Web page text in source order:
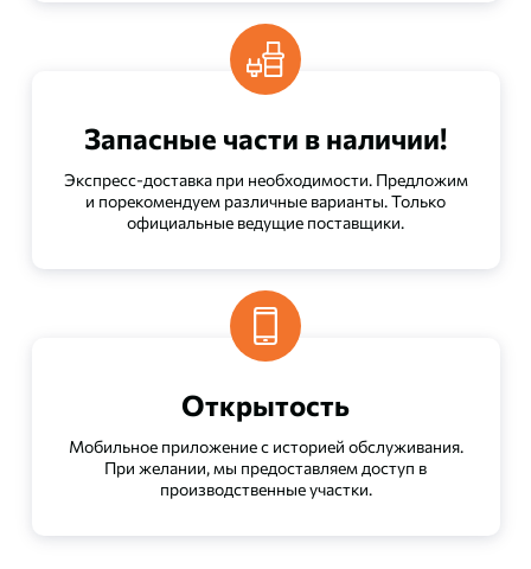
Запасные части в наличии!
Экспресс-доставка при необходимости. Предложим
и порекомендуем различные варианты. Только
официальные ведущие поставщики.
Открытость
Мобильное приложение с историей обслуживания.
При желании, мы предоставляем доступ в
производственные участки.